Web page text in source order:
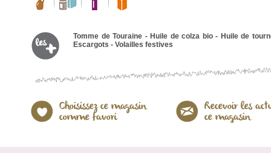
Tomme de Touraine - Huile de colza bio - Huile de
Escargots - Volailles festives